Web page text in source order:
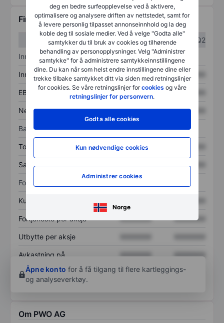
deg en bedre surfeopplevelse ved å aktivere,
optimalisere og analysere driften av nettstedet, samt for
å levere personlig tilpasset annonseinnhold og la deg
koble deg til sosiale medier. Ved å velge "Godta alle"
samtykker du til bruk av cookies og tilhørende
behandling av personopplysninger. Velg "Administrer
samtykke" for å administrere samtykkeinnstillingene
dine. Du kan når som helst endre innstillingene dine eller
trekke tilbake samtykket ditt via siden med retningslinjer
for cookies. Se våre retningslinjer forcookies og våre
retningslinjer for personvern.
Godta alle cookies
Kun nødvendige cookies
Administrer cookies
Norge
Finansiell informasjon
Q1
Q2
Inntektsoversikt
Inntekter XXXXXXX XXXXXXX
EBITDA XXXXXXX XXXXXXX
Nettoinntekt XXXXXXX XXXXXXX
Balanse
Totale eiendeler XXXXXXX
Samlet gjeld XXXXXXX XXXXXXX
Forholdstall
Kurs/salg
Fortjeneste per aksje XXXXXXX XXXXXXX
Utbytte per aksje
Avkastning på
egenkapital
XXXXXXX
XXXXXXX
Åpne konto for å få tilgang til flere kartleggings-
og analyseverktøy.
Om PWO AG